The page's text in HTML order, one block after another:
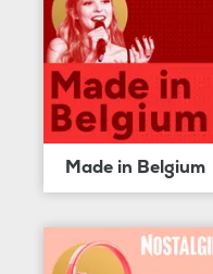
Made in Belgium